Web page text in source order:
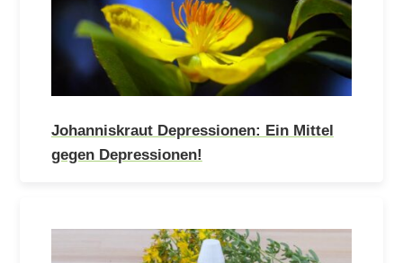
Johanniskraut Depressionen: Ein Mittel
gegen Depressionen!